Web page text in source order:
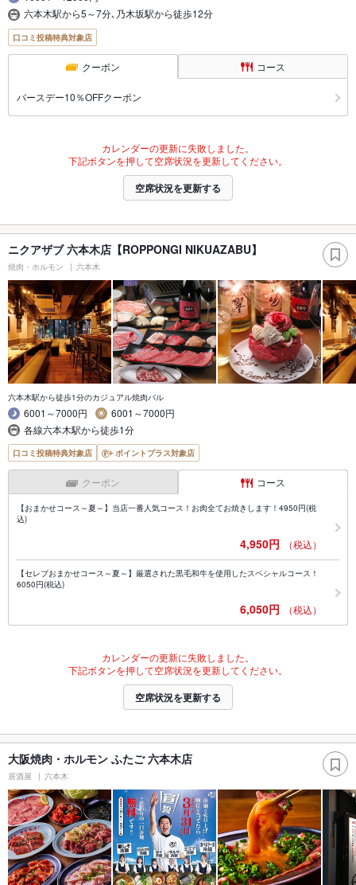
六本木駅から5～7分､乃木坂駅から徒歩12分
口コミ投稿特典対象店
クーポン コース
バースデー10％OFFクーポン
カレンダーの更新に失敗しました。
下記ボタンを押して空席状況を更新してください。
空席状況を更新する
ニクアザブ 六本木店【ROPPONGI NIKUAZABU】
焼肉・ホルモン 六本木
六本木駅から徒歩1分のカジュアル焼肉バル
6001～7000円
6001～7000円
各線六本木駅から徒歩1分
口コミ投稿特典対象店 ポイントプラス対象店
クーポン コース
【おまかせコース～夏～】当店一番人気コース！お肉全てお焼きします！4950円(税
込)
4,950円 （税込）
【セレブおまかせコース～夏～】厳選された黒毛和牛を使用したスペシャルコース！
6050円(税込)
6,050円 （税込）
カレンダーの更新に失敗しました。
下記ボタンを押して空席状況を更新してください。
空席状況を更新する
大阪焼肉・ホルモン ふたご 六本木店
居酒屋 六本木